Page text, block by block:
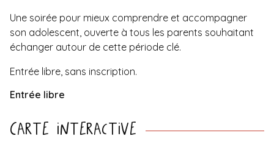
Une soirée pour mieux comprendre et accompagner
son adolescent, ouverte à tous les parents souhaitant
échanger autour de cette période clé.
Entrée libre, sans inscription.
Entrée libre
Carte interactive